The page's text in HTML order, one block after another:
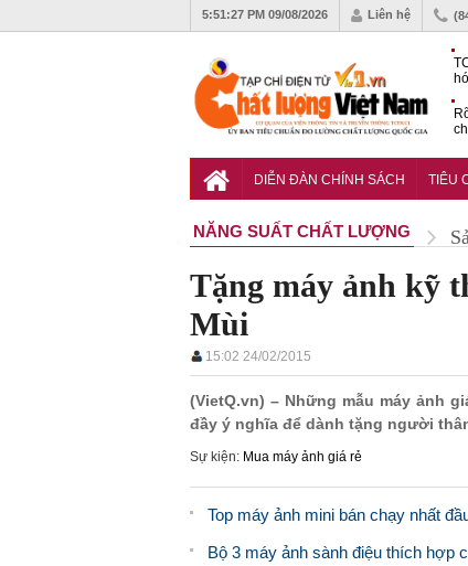
5:51:29 PM 09/08/2026 Liên hệ
DIỄN ĐÀN CHÍNH SÁCH TIÊU
NĂNG SUẤT CHẤT LƯỢNG
Tặng máy ảnh kỹ
Mùi
15:02 24/02/2015
(VietQ.vn) – Những mẫu máy ảnh
đầy ý nghĩa để dành tặng người
Sự kiện: Mua máy ảnh giá rẻ
Top máy ảnh mini bán chạy nhất
Bộ 3 máy ảnh sành điệu thích hợp